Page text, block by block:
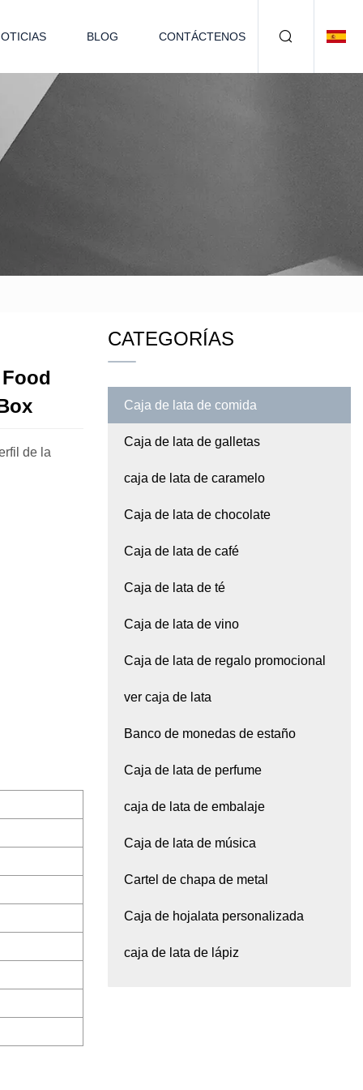
BLOG CONTÁCTENOS
de la
CATEGORÍAS
Caja de lata de comida
Caja de lata de galletas
caja de lata de caramelo
Caja de lata de chocolate
Caja de lata de café
Caja de lata de té
Caja de lata de vino
Caja de lata de regalo promocional
ver caja de lata
Banco de monedas de estaño
Caja de lata de perfume
caja de lata de embalaje
Caja de lata de música
Cartel de chapa de metal
Caja de hojalata personalizada
caja de lata de lápiz